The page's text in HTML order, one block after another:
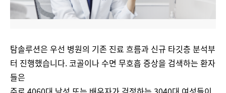
탐솔루션은 우선 병원의 기존 진료 흐름과 신규 타깃층 분석부
터 진행했습니다. 코골이나 수면 무호흡 증상을 검색하는 환자
들은